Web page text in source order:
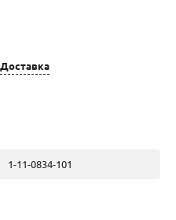
Доставка
1-11-0834-101